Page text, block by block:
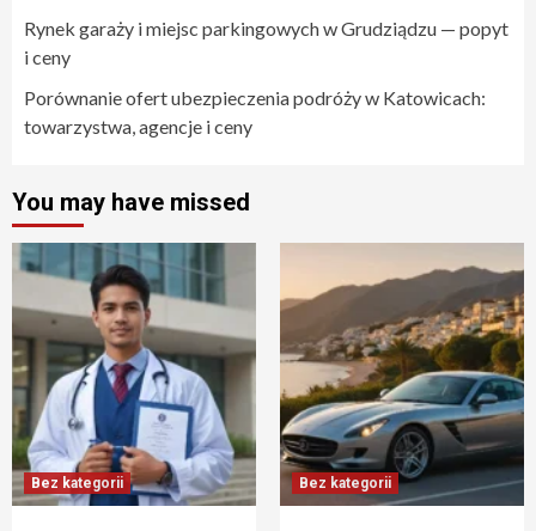
Rynek garaży i miejsc parkingowych w Grudziądzu — popyt
i ceny
Porównanie ofert ubezpieczenia podróży w Katowicach:
towarzystwa, agencje i ceny
You may have missed
Bez kategorii Bez kategorii